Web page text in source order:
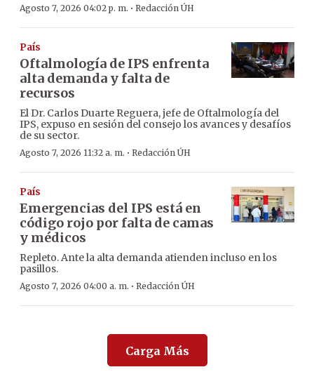
Agosto 7, 2026 04:02 p. m. · Redacción ÚH
País
Oftalmología de IPS enfrenta
alta demanda y falta de
recursos
El Dr. Carlos Duarte Reguera, jefe de Oftalmología del
IPS, expuso en sesión del consejo los avances y desafíos
de su sector.
Agosto 7, 2026 11:32 a. m. · Redacción ÚH
País
Emergencias del IPS está en
código rojo por falta de camas
y médicos
Repleto. Ante la alta demanda atienden incluso en los
pasillos.
Agosto 7, 2026 04:00 a. m. · Redacción ÚH
Carga Más